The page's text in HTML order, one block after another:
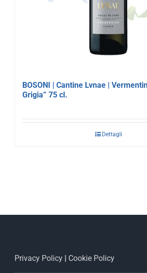
BOSONI | Cantine Lvnae |
Grigia” 75 cl.
Dettagli
Privacy Policy | Cookie Policy